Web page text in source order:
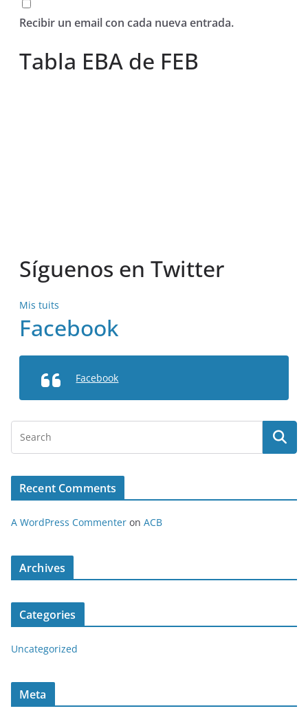
Recibir un email con cada nueva entrada.
Tabla EBA de FEB
Síguenos en Twitter
Mis tuits
Facebook
Facebook
Recent Comments
A WordPress Commenter on ACB
Archives
Categories
Uncategorized
Meta